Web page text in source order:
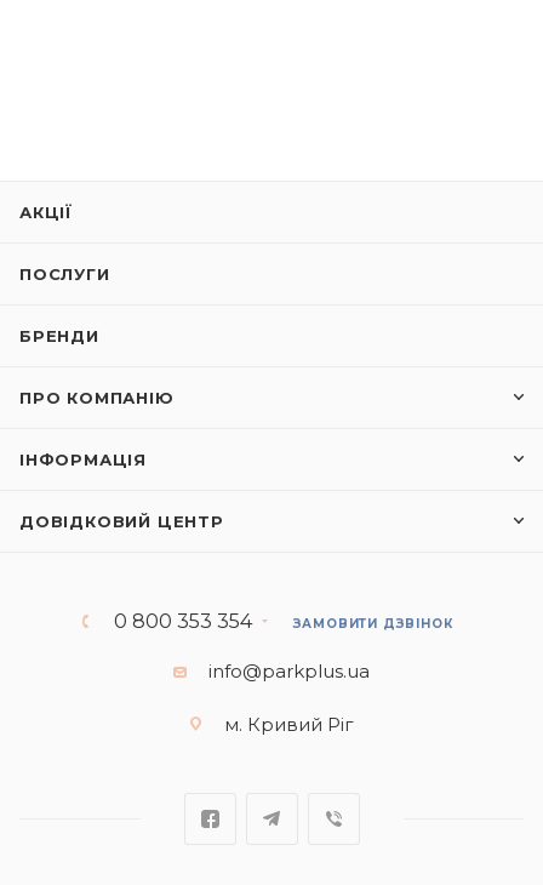
АКЦІЇ
ПОСЛУГИ
БРЕНДИ
ПРО КОМПАНІЮ
ІНФОРМАЦІЯ
ДОВІДКОВИЙ ЦЕНТР
0 800 353 354 ЗАМОВИТИ ДЗВІНОК
info@parkplus.ua
м. Кривий Ріг